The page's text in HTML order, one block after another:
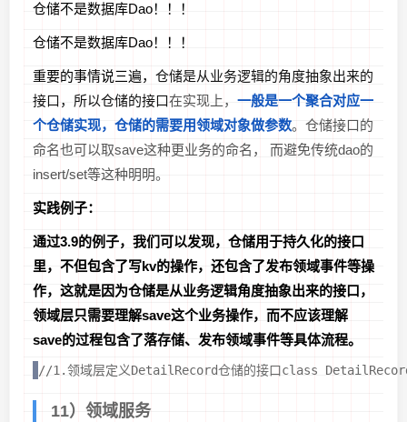
仓储不是数据库Dao！！！
仓储不是数据库Dao！！！
重要的事情说三遍， 仓储是从业务逻辑的角度抽象出来的
接口，所以仓储的接口在实现上， 一般是一个聚合对应一
个仓储实现，仓储的需要用领域对象做参数。仓储接口的
命名也可以取save这种更业务的命名， 而避免传统dao的
insert/set等这种明明。
实践例子：
通过3.9的例子，我们可以发现，仓储用于持久化的接口
里，不但包含了写kv的操作，还包含了发布领域事件等操
作，这就是因为仓储是从业务逻辑角度抽象出来的接口，
领域层只需要理解save这个业务操作，而不应该理解
save的过程包含了落存储、发布领域事件等具体流程。
//1.领域层定义DetailRecord仓储的接口class
11）领域服务